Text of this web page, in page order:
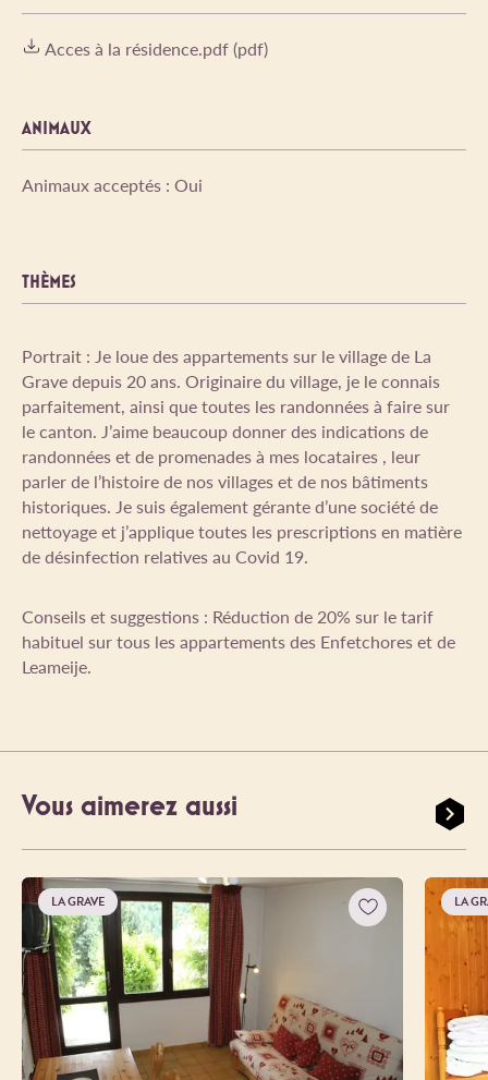
Acces à la résidence.pdf (pdf)
ANIMAUX
Animaux acceptés : Oui
THÈMES
Portrait : Je loue des appartements sur le village de La
Grave depuis 20 ans. Originaire du village, je le connais
parfaitement, ainsi que toutes les randonnées à faire sur
le canton. J’aime beaucoup donner des indications de
randonnées et de promenades à mes locataires , leur
parler de l’histoire de nos villages et de nos bâtiments
historiques. Je suis également gérante d’une société de
nettoyage et j’applique toutes les prescriptions en matière
de désinfection relatives au Covid 19.
Conseils et suggestions : Réduction de 20% sur le tarif
habituel sur tous les appartements des Enfetchores et de
Leameije.
Vous aimerez aussi
LA GRAVE LA